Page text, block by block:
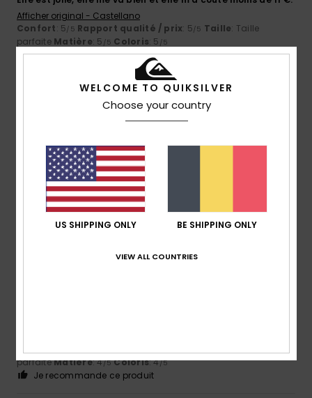
Afficher original - Castellano
Confort: 5/5 Rapport qualité / prix: 5/5 Taille: Taille
parfaite Matière: 5 /5 Coloris: 5 /5
Je recommande ce produit
4/5
Philippe12 juin 2026
En general je suis satisfait de la qualité de vos t shirts.
Confort: 4/5 Rapport qualité / prix
parfaiteMatière: 4/5 Coloris
Je recommande ce produit
4/5
parfaiteMatière: 4/5 Coloris: 4/5
Je recommande ce produit
WELCOME TO QUIKSILVER
Choose your country
US SHIPPING ONLY BE SHIPPING ONLY
VIEW ALL COUNTRIES